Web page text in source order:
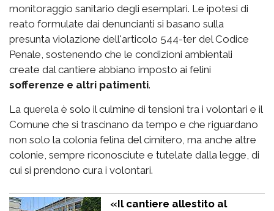
monitoraggio sanitario degli esemplari. Le ipotesi di
reato formulate dai denuncianti si basano sulla
presunta violazione dell'articolo 544-ter del Codice
Penale, sostenendo che le condizioni ambientali
create dal cantiere abbiano imposto ai felini
sofferenze e altri patimenti.
La querela è solo il culmine di tensioni tra i volontari e il
Comune che si trascinano da tempo e che riguardano
non solo la colonia felina del cimitero, ma anche altre
colonie, sempre riconosciute e tutelate dalla legge, di
cui si prendono cura i volontari.
«Il cantiere allestito al